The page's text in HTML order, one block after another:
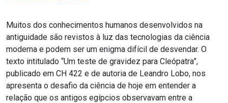
Muitos dos conhecimentos humanos desenvolvidos na
antiguidade são revistos à luz das tecnologias da ciência
moderna e podem ser um enigma difícil de desvendar. O
texto intitulado “Um teste de gravidez para Cleópatra”,
publicado em CH 422 e de autoria de Leandro Lobo, nos
apresenta o desafio da ciência de hoje em entender a
relação que os antigos egípcios observavam entre a